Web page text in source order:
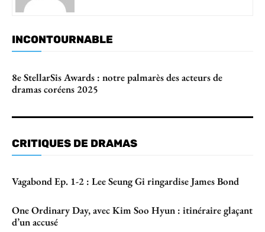
INCONTOURNABLE
8e StellarSis Awards : notre palmarès des acteurs de
dramas coréens 2025
CRITIQUES DE DRAMAS
Vagabond Ep. 1-2 : Lee Seung Gi ringardise James Bond
One Ordinary Day, avec Kim Soo Hyun : itinéraire glaçant
d’un accusé